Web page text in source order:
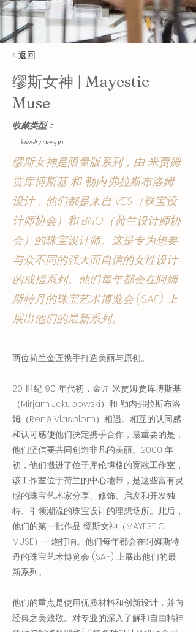
< 返回
缪斯女神 | Mayestic
Muse
收藏类型：
Jewelry design
缪斯女神是限量版系列，由 米贾姆·
贾库博斯基 和 勒内·弗拉斯布洛姆
设计，他们都是来自 VES（珠宝设
计师协会）和 BNO（荷兰设计师协
会）的珠宝设计师。这是专为想要
与众不同的强大而自信的女性设计
的戒指系列。他们每年都会在阿姆
斯特丹的珠宝艺术博览会 (SAF) 上
展出他们的最新系列。
两位荷兰金匠携手打造美丽与原创。
20 世纪 90 年代初，金匠 米贾姆·贾库博斯基
（Mirjam Jakubowski）和 勒内·弗拉斯布洛
姆（René Vlasblom）相遇。相互的认同感
和认可感使他们决定携手合作，最重要的是，
他们坚信要共同创造非凡的美丽。2000 年
初，他们搬进了位于库伦博格的宽敞工作室，
该工作室位于荷兰的中心地带，是这些富有灵
感的珠宝艺术家分享、修饰、启发和开发独
特、引领潮流的珠宝设计的理想场所。此后，
他们的第一批作品 缪斯女神（MAYESTIC
MUSE）一炮打响。他们每年都会在阿姆斯特
丹的珠宝艺术博览会 (SAF) 上展出他们的最
新系列。
他们的重点是使用优质材料和创新设计，并向
经典之美致敬。对专业的深入了解和自由精神